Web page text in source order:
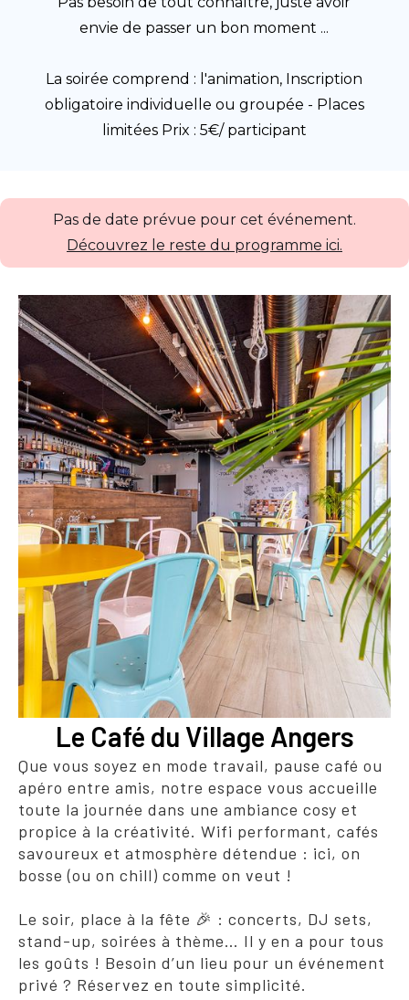
envie de passer un bon moment ...
​La soirée comprend : l'animation, Inscription
obligatoire individuelle ou groupée - Places
limitées Prix : 5€/ participant
Pas de date prévue pour cet événement.
Découvrez le reste du programme ici.
Le Café du Village Angers
Que vous soyez en mode travail, pause café ou
apéro entre amis, notre espace vous accueille
toute la journée dans une ambiance cosy et
propice à la créativité. Wifi performant, cafés
savoureux et atmosphère détendue : ici, on
bosse (ou on chill) comme on veut !
Le soir, place à la fête 🎉 : concerts, DJ sets,
stand-up, soirées à thème… Il y en a pour tous
les goûts ! Besoin d’un lieu pour un événement
privé ? Réservez en toute simplicité.